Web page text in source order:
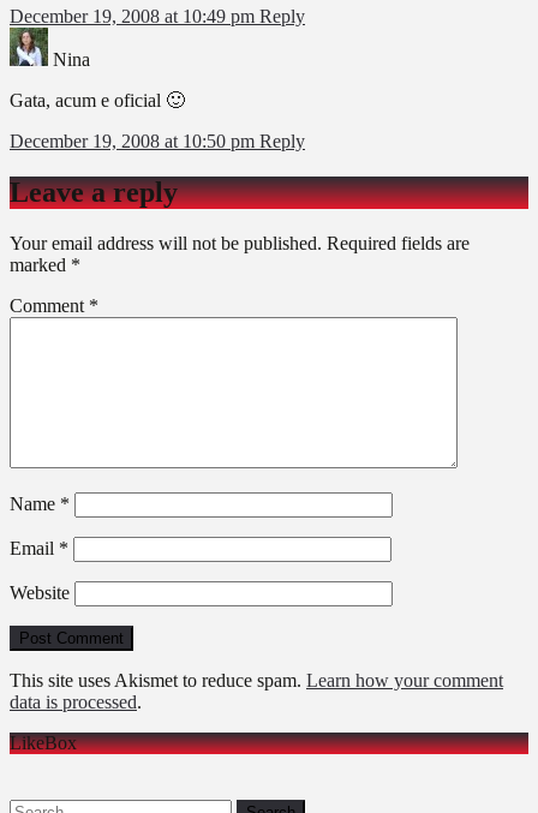
December 19, 2008 at 10:49 pm Reply
Nina
Gata, acum e oficial 🙂
December 19, 2008 at 10:50 pm Reply
Leave a reply
Your email address will not be published. Required fields are
marked *
Comment *
Name *
Email *
Website
This site uses Akismet to reduce spam. Learn how your comment
data is processed.
LikeBox